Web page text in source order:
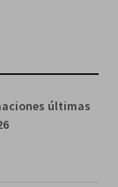
últimas